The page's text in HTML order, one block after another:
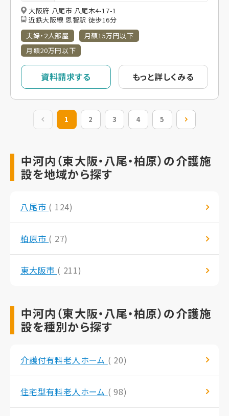
大阪府 八尾市 八尾木4-17-1
近鉄大阪線 恩智駅 徒歩16分
夫婦・2人部屋
月額15万円以下
月額20万円以下
資料請求する もっと詳しくみる
前の20件
1 2 3 4 5
中河内（東大阪・八尾・柏原）の介護施
設を地域から探す
八尾市 ( 124)
柏原市 ( 27)
東大阪市 ( 211)
中河内（東大阪・八尾・柏原）の介護施
設を種別から探す
介護付有料老人ホーム ( 20)
住宅型有料老人ホーム ( 98)